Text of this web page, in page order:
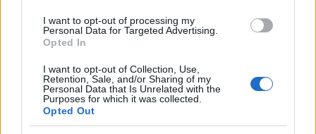
I want to opt-out of processing my
Personal Data for Targeted Advertising.
Opted In
I want to opt-out of Collection, Use,
Retention, Sale, and/or Sharing of my
Personal Data that Is Unrelated with the
Purposes for which it was collected.
Opted Out
Don Antonio Mazzi: l’ultimo saluto a Milano tra
emozioni e canti
NEWS